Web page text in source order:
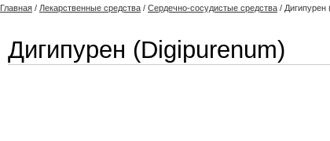
Главная / Лекарственные средства / Сердечно-сосудистые средства / Дигипурен
Дигипурен (Digipurenum)